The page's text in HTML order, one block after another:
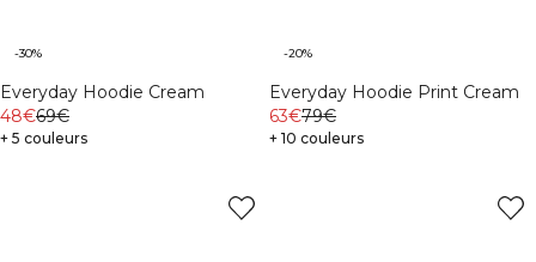
-30%
Everyday Hoodie Cream
48€69€
+ 5 couleurs
-20%
Everyday Hoodie Print Cream
63€79€
+ 10 couleurs